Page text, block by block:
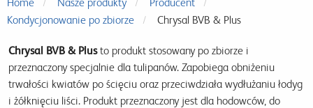
Kondycjonowanie po zbiorze
Chrysal BVB & Plus
Chrysal BVB & Plusto produkt stosowany po zbiorze i
przeznaczony specjalnie dla tulipanów. Zapobiega obniżeniu
trwałości kwiatów po ścięciu oraz przeciwdziała wydłużaniu łodyg
i żółknięciu liści. Produkt przeznaczony jest dla hodowców, do